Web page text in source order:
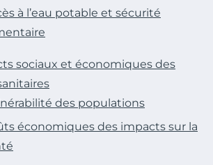
à l’eau potable et sécurité
sociaux et économiques des
des populations
économiques des impacts sur la